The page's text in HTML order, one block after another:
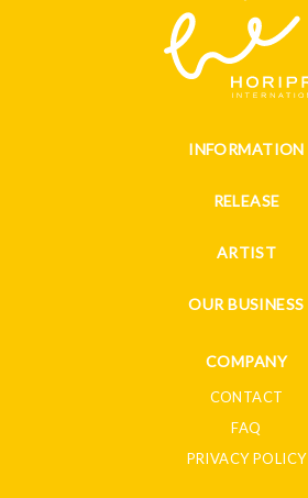
INFORMATION
RELEASE
ARTIST
OUR BUSINESS
COMPANY
CONTACT
FAQ
PRIVACY POLICY